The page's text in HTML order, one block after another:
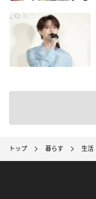
トップ 暮らす 生活